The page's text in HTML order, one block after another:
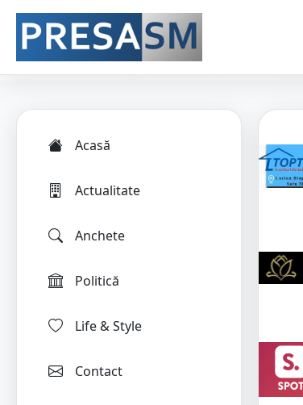
Acasă
Actualitate
Anchete
Politică
Life & Style
Contact